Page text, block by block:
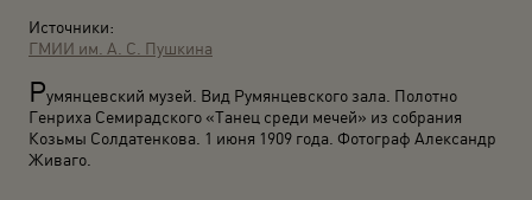
Источники:
ГМИИ им. А. С. Пушкина
Румянцевский музей. Вид Румянцевского зала. Полотно
Генриха Семирадского «Танец среди мечей» из собрания
Козьмы Солдатенкова. 1 июня 1909 года. Фотограф Александр
Живаго.